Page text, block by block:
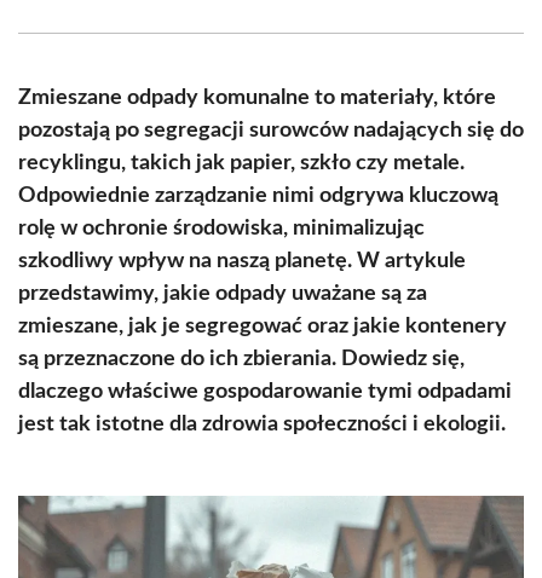
(Twitter)
Zmieszane odpady komunalne to materiały, które
pozostają po segregacji surowców nadających się do
recyklingu, takich jak papier, szkło czy metale.
Odpowiednie zarządzanie nimi odgrywa kluczową
rolę w ochronie środowiska, minimalizując
szkodliwy wpływ na naszą planetę. W artykule
przedstawimy, jakie odpady uważane są za
zmieszane, jak je segregować oraz jakie kontenery
są przeznaczone do ich zbierania. Dowiedz się,
dlaczego właściwe gospodarowanie tymi odpadami
jest tak istotne dla zdrowia społeczności i ekologii.